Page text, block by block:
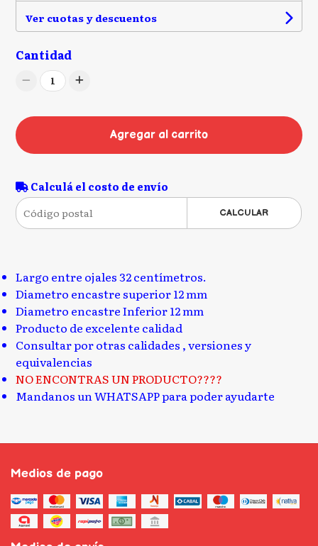
Ver cuotas y descuentos
Cantidad
1
Agregar al carrito
Calculá el costo de envío
CALCULAR
Largo entre ojales 32 centímetros.
Diametro encastre superior 12 mm
Diametro encastre Inferior 12 mm
Producto de excelente calidad
Consultar por otras calidades , versiones y
equivalencias
NO ENCONTRAS UN PRODUCTO????
Mandanos un WHATSAPP para poder ayudarte
Medios de pago